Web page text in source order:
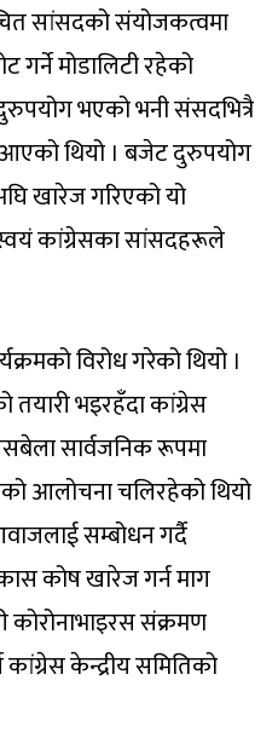
सांसदको संयोजकत्वमा
गर्ने मोडालिटी रहेको
भएको भनी संसदभित्रै
थियो । बजेट दुरुपयोग
खारेज गरिएको यो
कांग्रेसका सांसदहरूले
विरोध गरेको थियो ।
भइरहँदा कांग्रेस
सार्वजनिक रूपमा
आलोचना चलिरहेको थियो
सम्बोधन गर्दै
कोष खारेज गर्न माग
कोरोनाभाइरस संक्रमण
केन्द्रीय समितिको